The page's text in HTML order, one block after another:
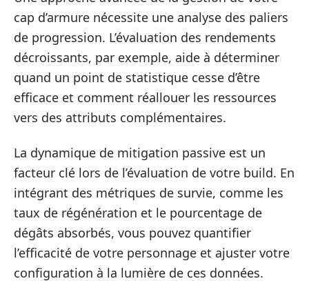
cap d’armure nécessite une analyse des paliers
de progression. L’évaluation des rendements
décroissants, par exemple, aide à déterminer
quand un point de statistique cesse d’être
efficace et comment réallouer les ressources
vers des attributs complémentaires.
La dynamique de mitigation passive est un
facteur clé lors de l’évaluation de votre build. En
intégrant des métriques de survie, comme les
taux de régénération et le pourcentage de
dégâts absorbés, vous pouvez quantifier
l’efficacité de votre personnage et ajuster votre
configuration à la lumière de ces données.